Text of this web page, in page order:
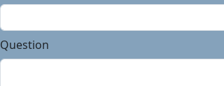
Question